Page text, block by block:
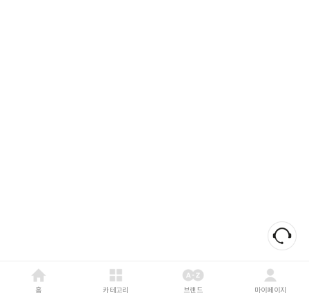
홈 카테고리 브랜드 마이페이지